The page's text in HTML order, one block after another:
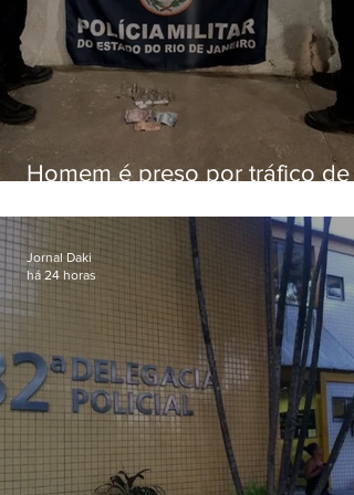
Homem é preso por tráfico de
Jornal Daki
há 24 horas